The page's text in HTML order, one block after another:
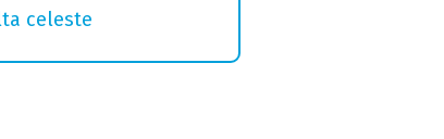
celeste